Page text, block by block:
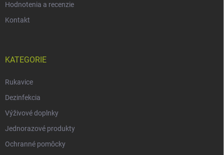
Hodnotenia a recenzie
Kontakt
KATEGORIE
Rukavice
Dezinfekcia
Výživové doplnky
Jednorazové produkty
Ochranné pomôcky